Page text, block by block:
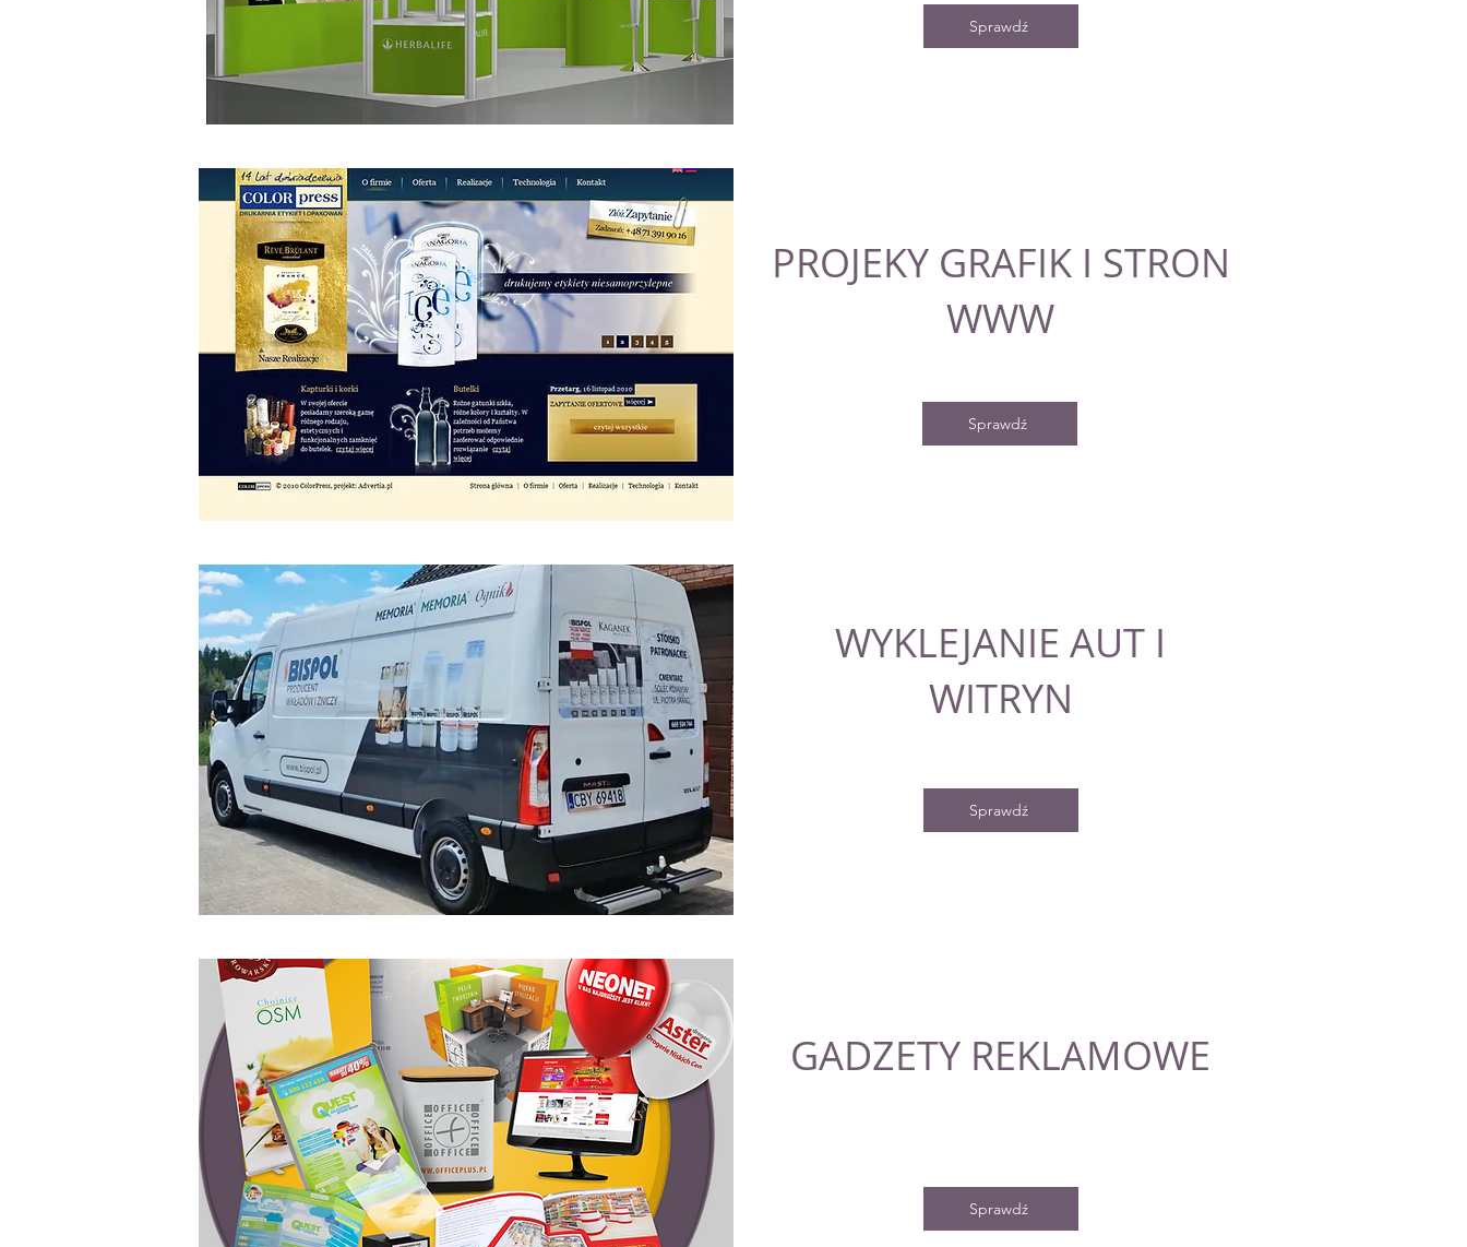
Sprawdź
PROJEKY GRAFIK I STRON
WWW
Sprawdź
WYKLEJANIE AUT I
WITRYN
Sprawdź
GADZETY REKLAMOWE
Sprawdź